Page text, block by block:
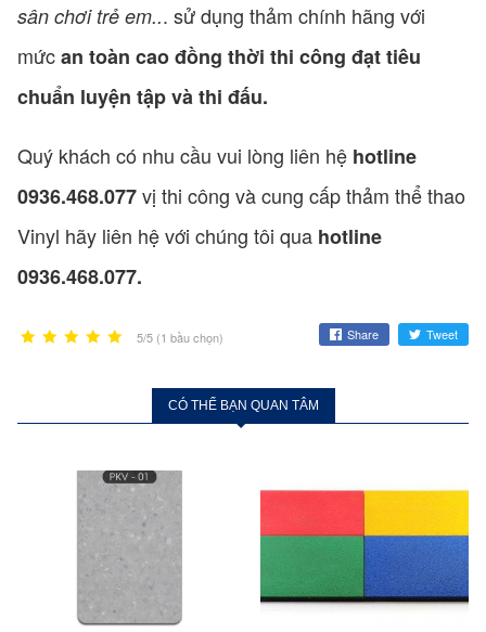
sân chơi trẻ em... sử dụng thảm chính hãng với
mứcan toàn cao đồng thời thi công đạt tiêu
chuẩn luyện tập và thi đấu.
Quý khách có nhu cầu vui lòng liên hệ hotline
0936.468.077vị thi công và cung cấp thảm thể thao
Vinyl hãy liên hệ với chúng tôi qua hotline
0936.468.077.
5/5 (1 bầu chọn) Share Tweet
CÓ THỂ BẠN QUAN TÂM